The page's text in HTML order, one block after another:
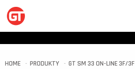
HOME PRODUKTY
GT SM 33 ON-LINE 3F/3F